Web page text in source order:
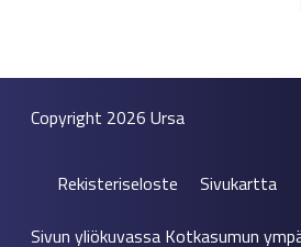
Copyright 2026 Ursa
Rekisteriseloste
Sivukartta
Sivun yliökuvassa Kotkasumun